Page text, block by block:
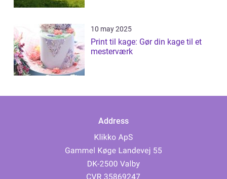
10 may 2025
Print til kage: Gør din kage til et
mesterværk
Address